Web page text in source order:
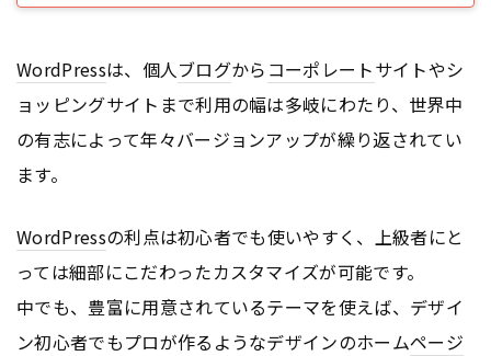
WordPressは、個人ブログから コーポレートサイトやシ
ョッピングサイトまで利用の幅は多岐にわたり、世界中
の有志によって年々バージョンアップが繰り返されてい
ます。
WordPressの利点は初心者でも使いやすく、上級者にと
っては細部にこだわったカスタマイズが可能です。
中でも、豊富に用意されているテーマを使えば、デザイ
ン初心者でもプロが作るようなデザインのホームページ